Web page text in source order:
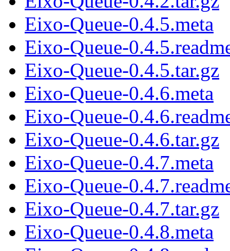
Eixo-Queue-0.4.5.meta
Eixo-Queue-
Eixo-Queue-0.4.5.tar.gz
Eixo-Queue-0.4.6.meta
Eixo-Queue-
Eixo-Queue-0.4.6.tar.gz
Eixo-Queue-0.4.7.meta
Eixo-Queue-
Eixo-Queue-0.4.7.tar.gz
Eixo-Queue-0.4.8.meta